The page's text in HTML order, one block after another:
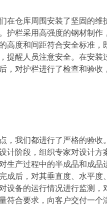
在仓库周围安装了坚固的
护栏采用高强度的钢材制
高度和间距符合安全标准
提醒人员注意安全。在安
，对护栏进行了检查和验收
，我们都进行了严格的验
计阶段，组织专家对设计
生产过程中的半成品和成
成后，对其垂直度、水平
设备的运行情况进行监测
符合要求，向客户交付一个